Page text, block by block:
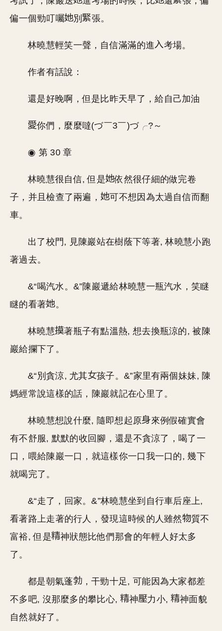
偏一個勁叮囑
別 張。
林曉慧輕笑一聲，自信滿滿的進 考場。
作者有話說：
還是好晚啊，但是比昨天早了，給自己加油
你們，麼麼噠(づ￣3￣)づ╭?～
◉ 第 30 章
林曉慧很自信, 但是
依然很仔細的做完卷
子，并且檢查了兩遍，
可不想因為太過自信而翻
車。
出了校門, 見陳巖站在樹蔭下等著, 林曉慧小跑
著過去。
&“喝汽水。&”陳巖遞給林曉慧一瓶汽水，笑瞇
瞇的看著
。
林曉慧
著瓶子有點溫熱, 想去換瓶涼的, 被陳
巖給攔下了。
&“別貪涼, 尤其
孩子。&”家里有兩個妹妹, 陳
媽經常說這樣的話，陳巖就記在心里了。
林曉慧想說什麼, 隨即想起原
來例假確實會
有不舒服, 默默的收回腳，還是不貪涼了，喝了一
口，喂給陳巖一口，就這樣你一口我一口的, 幾下
就喝完了。
&“走了，回家。&”林曉慧坐到自行車后座上,
看著路上走著的行人，發現這時候的人雖然
質不
富裕, 但是
神狀態比他們那會的年輕人好太多
了。
都是朝氣蓬
，干勁十足, 可能因為大家都差
不多吧, 沒那麼多的攀比心,
神 力小,
神面貌
自然就好了。